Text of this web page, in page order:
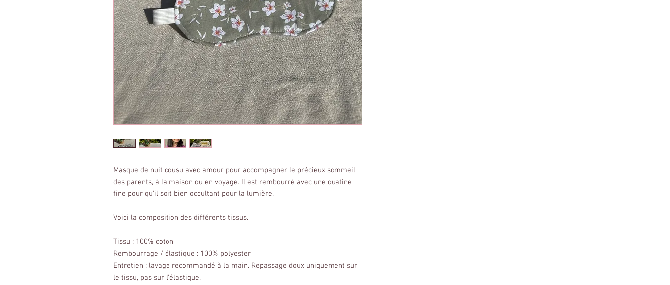
Masque de nuit cousu avec amour pour accompagner le précieux sommeil
des parents, à la maison ou en voyage. Il est rembourré avec une ouatine
fine pour qu'il soit bien occultant pour la lumière.
Voici la composition des différents tissus.
Tissu : 100% coton
Rembourrage / élastique : 100% polyester
Entretien : lavage recommandé à la main. Repassage doux uniquement sur
le tissu, pas sur l'élastique.